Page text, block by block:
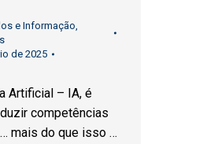
e Informação,
de 2025
Artificial – IA, é
competências
mais do que isso …